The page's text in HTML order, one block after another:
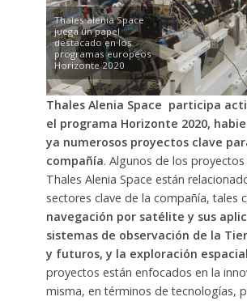
Thales alenia Space
juega un papel
destacado en los
programas europeos
Horizonte 2020
Thales Alenia Space participa
el programa Horizonte 2020,
ya numerosos proyectos clave
compañía. Algunos de los
Thales Alenia Space están
sectores clave de la compañía, tales
navegación por satélite y sus
sistemas de observación de la
y futuros, y la exploración
proyectos están enfocados en la
misma, en términos de tecnologías,